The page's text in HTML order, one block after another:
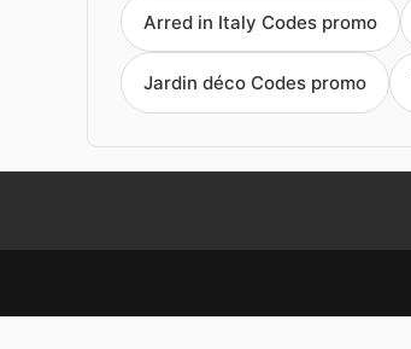
Arred in Italy Codes promo
Jardin déco Codes promo